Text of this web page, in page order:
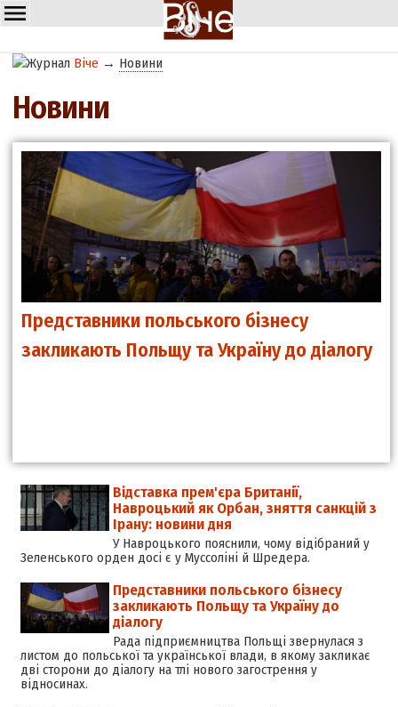
Віче → Новини
Новини
Представники польського бізнесу
закликають Польщу та Україну до діалогу
Відставка прем'єра Британії,
Навроцький як Орбан, зняття санкцій з
Ірану: новини дня
У Навроцького пояснили, чому відібраний у
Зеленського орден досі є у Муссоліні й Шредера.
Представники польського бізнесу
закликають Польщу та Україну до
діалогу
Рада підприємництва Польщі звернулася з
листом до польської та української влади, в якому закликає
дві сторони до діалогу на тлі нового загострення у
відносинах.